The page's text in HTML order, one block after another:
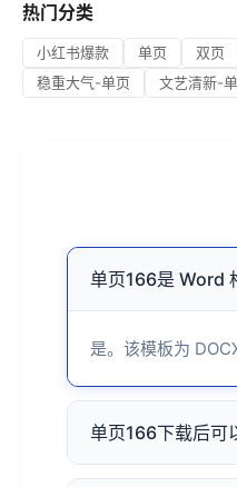
热门分类
小红书爆款 单页 双页
稳重大气-单页
文艺清新-
单页166是 Word
是。该模板为
单页166下载后可